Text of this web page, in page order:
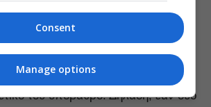
φυλές ζώων (π.χ. πιτ
είναι εκ φύσεως πιο επιθετικές
κατασκεύασμα και όχι
την επιθετικότητα ενός
του υπόβαθρο. Δηλαδή, εάν δύο
Consent
Manage options